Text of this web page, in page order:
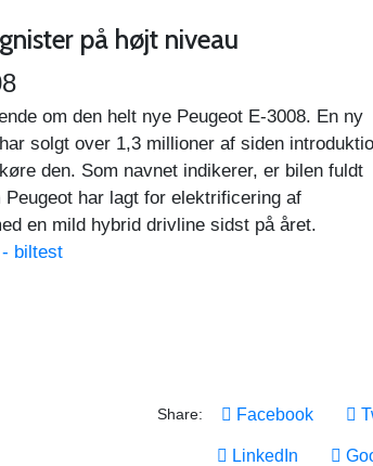
på højt niveau
om den helt nye Peugeot E-3008. En ny
solgt over 1,3 millioner af siden
den. Som navnet indikerer, er bilen fuldt
har lagt for elektrificering af
en mild hybrid drivline sidst på året.
biltest
Share: Facebook
LinkedIn